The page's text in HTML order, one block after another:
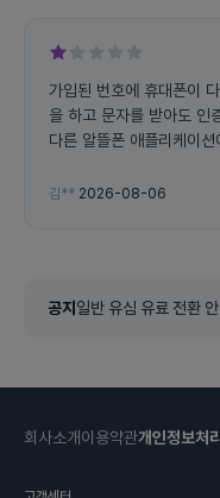
가입된 번호에 휴대폰이
을 하고 문자를 받아도 인
다른 알뜰폰 애플리케이
하면 불편해요... 그리고 앱에서 자꾸 튕겨지고 문자 인
김** 2026-08-06
공지 일반 유심 유료 전환 안
회사소개이용약관개인정보처